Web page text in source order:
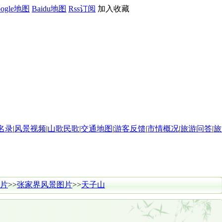
地图 Baidu地图 Rss订阅 加入收藏
录|风景视频|山歌民歌|交通地图|游客反馈|市情概况|旅游问答|
>>张家界风景图片>>天子山